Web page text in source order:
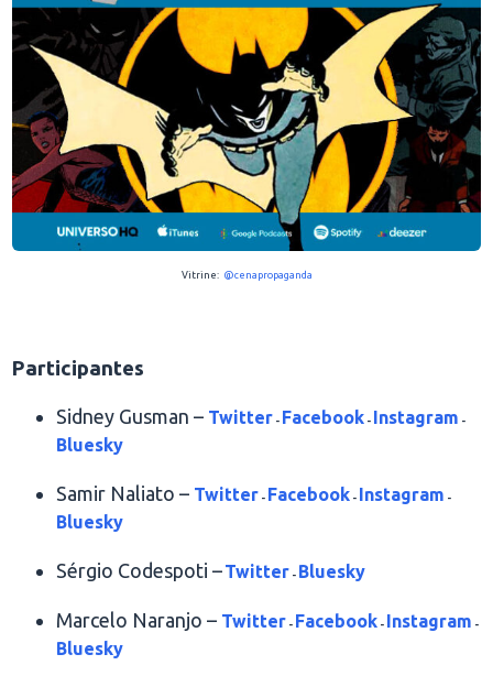
Vitrine: @cenapropaganda
Participantes
Sidney Gusman – Twitter - Facebook - Instagram -
Bluesky
Samir Naliato – Twitter - Facebook - Instagram -
Bluesky
Sérgio Codespoti –Twitter - Bluesky
Marcelo Naranjo – Twitter - Facebook - Instagram -
Bluesky